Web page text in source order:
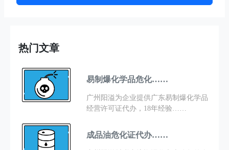
热门文章
易制爆化学品危化……
广州阳溢为企业提供广东易制爆化学品
经营许可证代办，18年经验……
成品油危化证代办……